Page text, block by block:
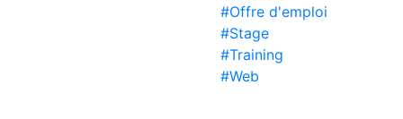
#Offre d'emploi
#Stage
#Training
#Web